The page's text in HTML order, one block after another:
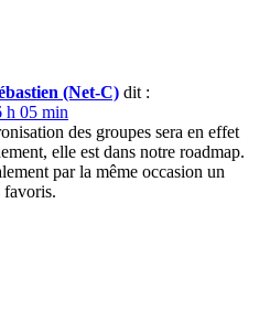
(Net-C) dit :
h 05 min
des groupes sera en effet
elle est dans notre roadmap.
par la même occasion un
favoris.